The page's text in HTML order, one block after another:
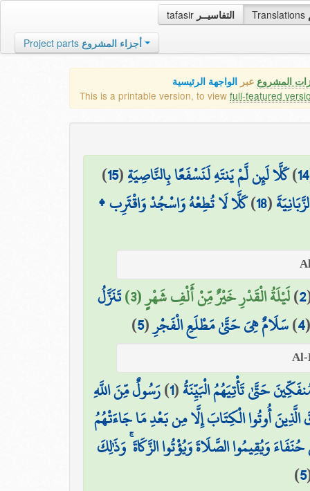
tafasir التفاسيــر Translations
Project parts أجزاء المشروع
المشروع عبر الواجهة الرئيسية
This is a printable version, to view full-featured
14
)كَلَّا لَئِن لَّمْ يَنتَهِ لَنَسْفَعًا بِالنَّاصِيَةِ(
15
)
(
18
)كَلَّا لَا تُطِعْهُ وَاسْجُدْ وَاقْتَرِب ۩
2
)لَيْلَةُ الْقَدْرِ خَيْرٌ مِّنْ أَلْفِ شَهْرٍ (3) تَنَزَّلُ
4
)سَلَامٌ هِيَ حَتَّىٰ مَطْلَعِ الْفَجْرِ(
5
)
حَتَّىٰ تَأْتِيَهُمُ الْبَيِّنَةُ(
1
)رَسُولٌ مِّنَ اللَّهِ
الَّذِينَ أُوتُوا الْكِتَابَ إِلَّا مِن بَعْدِ مَا جَاءَتْهُمُ
وَيُقِيمُوا الصَّلَاةَ وَيُؤْتُوا الزَّكَاةَ ۚ وَذَٰلِكَ
5
)